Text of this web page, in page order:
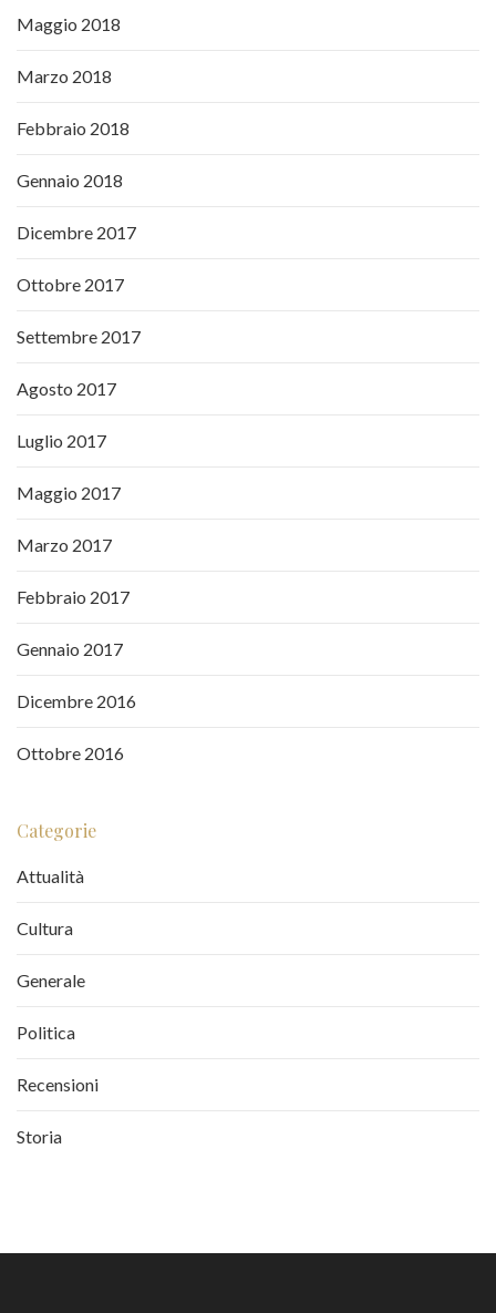
Maggio 2018
Marzo 2018
Febbraio 2018
Gennaio 2018
Dicembre 2017
Ottobre 2017
Settembre 2017
Agosto 2017
Luglio 2017
Maggio 2017
Marzo 2017
Febbraio 2017
Gennaio 2017
Dicembre 2016
Ottobre 2016
Categorie
Attualità
Cultura
Generale
Politica
Recensioni
Storia